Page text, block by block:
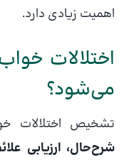
اهمیت زیادی دارد.
اختلالات
می‌شود؟
تشخیص اختلالات
شرح‌حال، ارزیابی